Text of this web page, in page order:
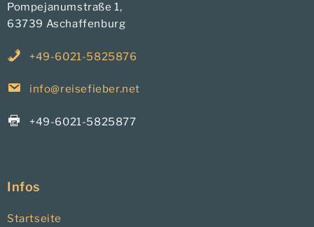
Pompejanumstraße 1,
63739 Aschaffenburg
+49-6021-5825876
info@reisefieber.net
+49-6021-5825877
Infos
Startseite